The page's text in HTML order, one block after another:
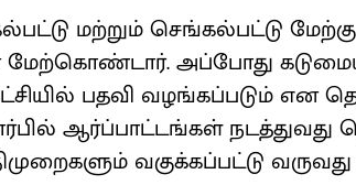
மற்றும் செங்கல்பட்டு
அப்போது
பதவி வழங்கப்படும் என
ஆர்ப்பாட்டங்கள் நடத்துவது
வகுக்கப்பட்டு வருவது